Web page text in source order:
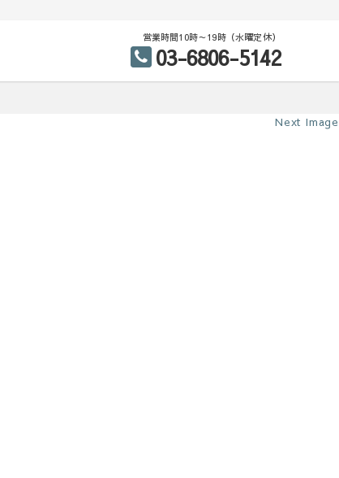
営業時間10時～19時（水曜定休）
03-6806-5142
Next Image